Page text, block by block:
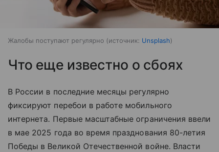
Жалобы поступают регулярно источник: Unsplash
Что еще известно о сбоях
В России в последние месяцы регулярно
фиксируют перебои в работе мобильного
интернета. Первые масштабные ограничения ввели
в мае 2025 года во время празднования 80-летия
Победы в Великой Отечественной войне. Власти